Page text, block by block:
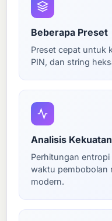
Beberapa Preset
Preset cepat untuk
PIN, dan string
Analisis Kekuatan
Perhitungan
waktu pembobolan
modern.